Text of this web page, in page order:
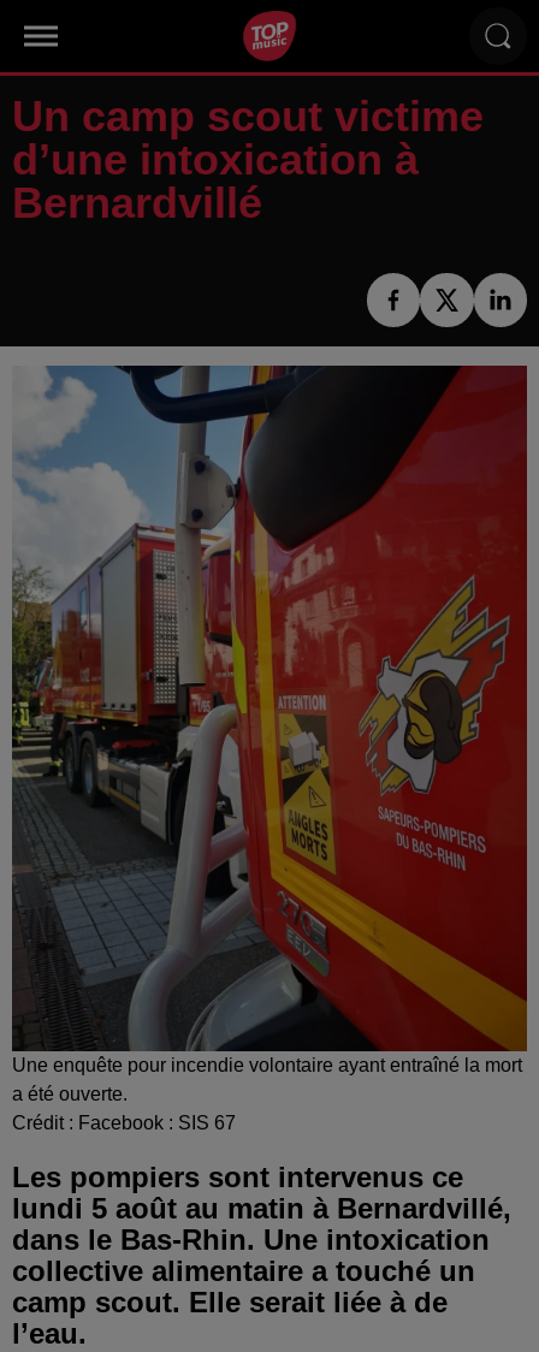
Un camp scout victime
d’une intoxication à
Bernardvillé
Une enquête pour incendie volontaire ayant entraîné la mort
a été ouverte.
Crédit : Facebook : SIS 67
Les pompiers sont intervenus ce
lundi 5 août au matin à Bernardvillé,
dans le Bas-Rhin. Une intoxication
collective alimentaire a touché un
camp scout. Elle serait liée à de
l’eau.